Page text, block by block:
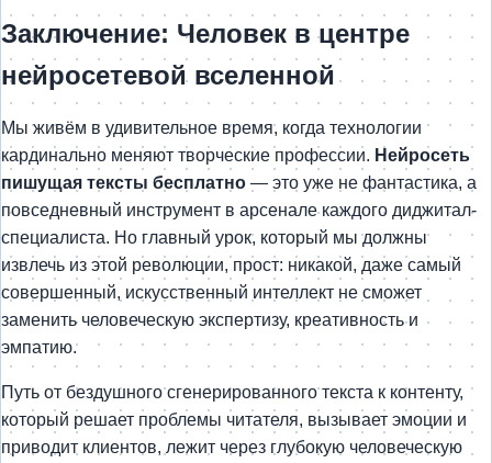
Заключение: Человек в центре
нейросетевой вселенной
Мы живём в удивительное время, когда технологии
кардинально меняют творческие профессии. Нейросеть
пишущая тексты бесплатно — это уже не фантастика, а
повседневный инструмент в арсенале каждого диджитал-
специалиста. Но главный урок, который мы должны
извлечь из этой революции, прост: никакой, даже самый
совершенный, искусственный интеллект не сможет
заменить человеческую экспертизу, креативность и
эмпатию.
Путь от бездушного сгенерированного текста к контенту,
который решает проблемы читателя, вызывает эмоции и
приводит клиентов, лежит через глубокую человеческую